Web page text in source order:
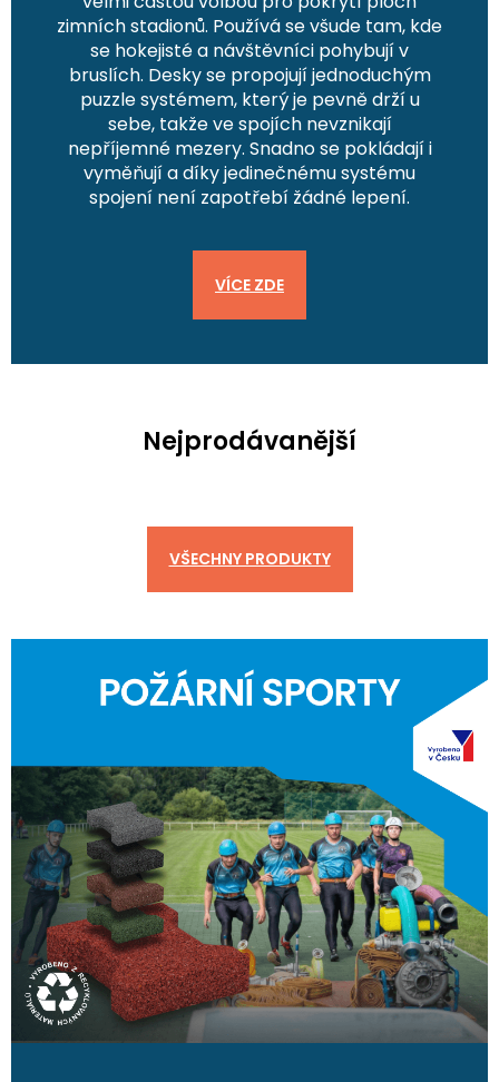
zimních stadionů. Používá se všude tam, kde
se hokejisté a návštěvníci pohybují v
bruslích. Desky se propojují jednoduchým
puzzle systémem, který je pevně drží u
sebe, takže ve spojích nevznikají
nepříjemné mezery. Snadno se pokládají i
vyměňují a díky jedinečnému systému
spojení není zapotřebí žádné lepení.
VÍCE ZDE
Nejprodávanější
VŠECHNY PRODUKTY